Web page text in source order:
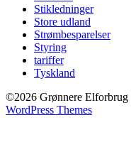
Stikledninger
Store udland
Strømbesparelser
Styring
tariffer
Tyskland
©2026 Grønnere Elforbrug
WordPress Themes